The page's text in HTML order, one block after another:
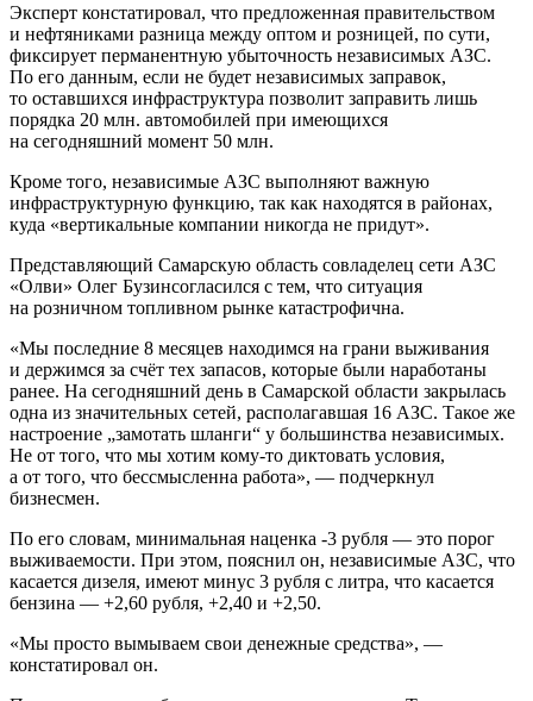
Эксперт констатировал, что предложенная правительством
и нефтяниками разница между оптом и розницей, по сути,
фиксирует перманентную убыточность независимых АЗС.
По его данным, если не будет независимых заправок,
то оставшихся инфраструктура позволит заправить лишь
порядка 20 млн. автомобилей при имеющихся
на сегодняшний момент 50 млн.
Кроме того, независимые АЗС выполняют важную
инфраструктурную функцию, так как находятся в районах,
куда «вертикальные компании никогда не придут».
Представляющий Самарскую область совладелец сети АЗС
«Олви» Олег Бузинсогласился с тем, что ситуация
на розничном топливном рынке катастрофична.
«Мы последние 8 месяцев находимся на грани выживания
и держимся за счёт тех запасов, которые были наработаны
ранее. На сегодняшний день в Самарской области закрылась
одна из значительных сетей, располагавшая 16 АЗС. Такое же
настроение „замотать шланги“ у большинства независимых.
Не от того, что мы хотим кому-то диктовать условия,
а от того, что бессмысленна работа», — подчеркнул
бизнесмен.
По его словам, минимальная наценка -3 рубля — это порог
выживаемости. При этом, пояснил он, независимые АЗС, что
касается дизеля, имеют минус 3 рубля с литра, что касается
бензина — +2,60 рубля, +2,40 и +2,50.
«Мы просто вымываем свои денежные средства», —
констатировал он.